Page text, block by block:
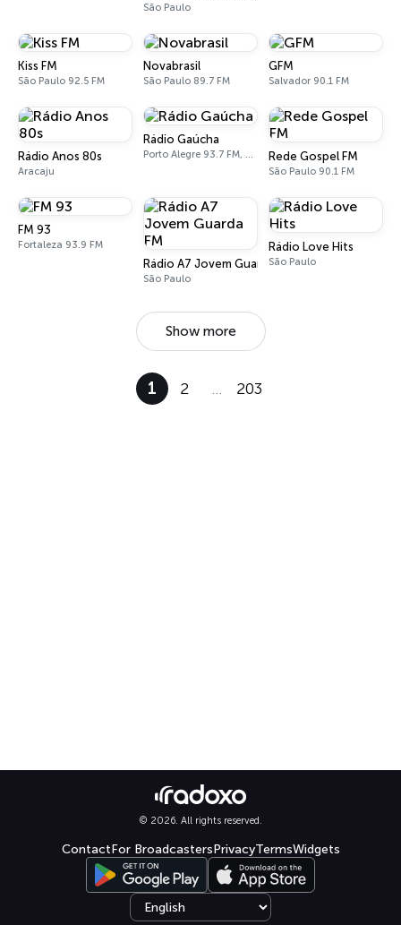
São Paulo
Kiss FM
São Paulo 92.5 FM
Novabrasil
São Paulo 89.7 FM
GFM
Salvador 90.1 FM
Rádio Anos 80s
Aracaju
Rádio Gaúcha
Porto Alegre 93.7 FM, 600 AM Rede Gospel FM
São Paulo 90.1 FM
FM 93
Fortaleza 93.9 FM
Rádio A7 Jovem Guarda FM
São Paulo
Rádio Love Hits
São Paulo
Show more
1 2 … 203
© 2026. All rights reserved.
ContactFor BroadcastersPrivacyTermsWidgets
Select language